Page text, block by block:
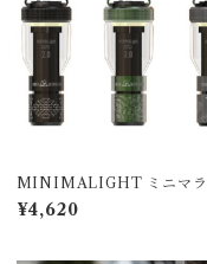
MINIMALIGHT ミニマラ
2.0
¥4,620